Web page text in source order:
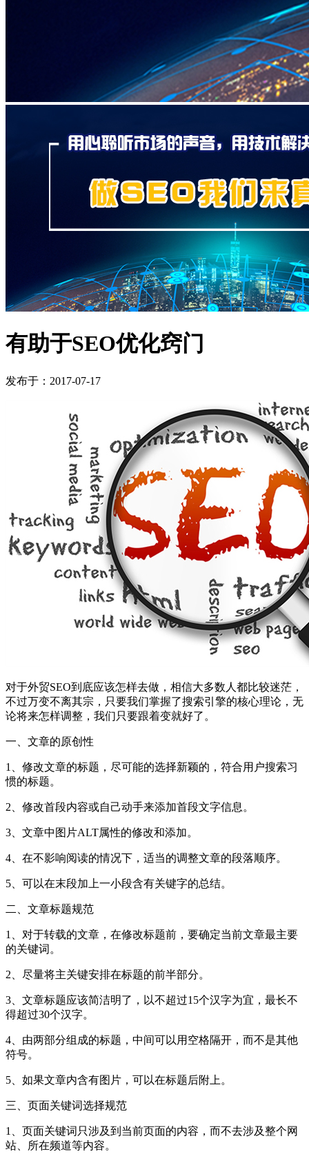
有助于SEO优化窍门
发布于：2017-07-17
对于外贸SEO到底应该怎样去做，相信大多数人都比较迷茫，
不过万变不离其宗，只要我们掌握了搜索引擎的核心理论，无
论将来怎样调整，我们只要跟着变就好了。
一、文章的原创性
1、修改文章的标题，尽可能的选择新颖的，符合用户搜索习
惯的标题。
2、修改首段内容或自己动手来添加首段文字信息。
3、文章中图片ALT属性的修改和添加。
4、在不影响阅读的情况下，适当的调整文章的段落顺序。
5、可以在末段加上一小段含有关键字的总结。
二、文章标题规范
1、对于转载的文章，在修改标题前，要确定当前文章最主要
的关键词。
2、尽量将主关键安排在标题的前半部分。
3、文章标题应该简洁明了，以不超过15个汉字为宜，最长不
得超过30个汉字。
4、由两部分组成的标题，中间可以用空格隔开，而不是其他
符号。
5、如果文章内含有图片，可以在标题后附上。
三、页面关键词选择规范
1、页面关键词只涉及到当前页面的内容，而不去涉及整个网
站、所在频道等内容。